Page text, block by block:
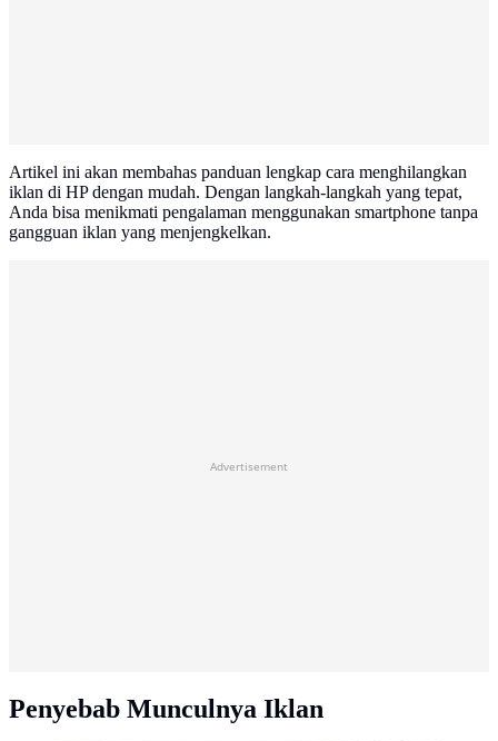
Artikel ini akan membahas panduan lengkap cara menghilangkan
iklan di HP dengan mudah. Dengan langkah-langkah yang tepat,
Anda bisa menikmati pengalaman menggunakan smartphone tanpa
gangguan iklan yang menjengkelkan.
Advertisement
Penyebab Munculnya Iklan